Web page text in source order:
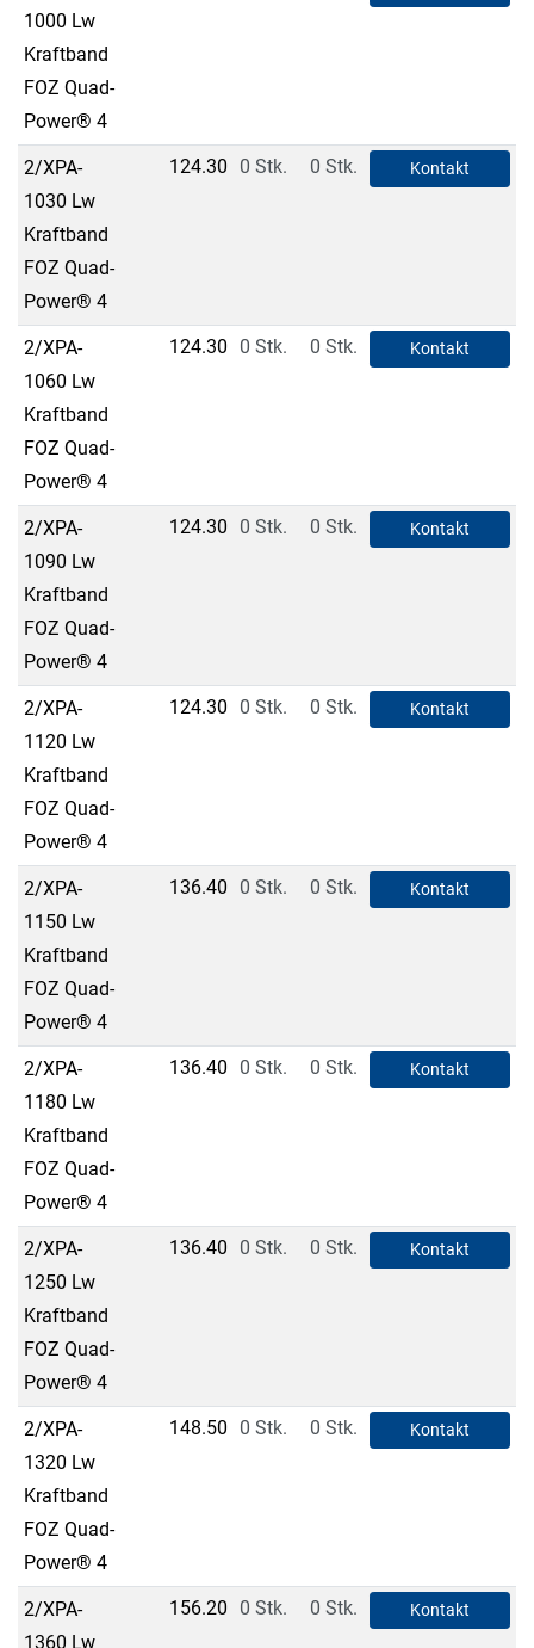
1000 Lw
Kraftband
FOZ Quad-
Power® 4
2/XPA-
1030 Lw
Kraftband
FOZ Quad-
Power® 4
124.30 0 Stk. 0 Stk. Kontakt
2/XPA-
1060 Lw
Kraftband
FOZ Quad-
Power® 4
124.30 0 Stk. 0 Stk. Kontakt
2/XPA-
1090 Lw
Kraftband
FOZ Quad-
Power® 4
124.30 0 Stk. 0 Stk. Kontakt
2/XPA-
1120 Lw
Kraftband
FOZ Quad-
Power® 4
124.30 0 Stk. 0 Stk. Kontakt
2/XPA-
1150 Lw
Kraftband
FOZ Quad-
Power® 4
136.40 0 Stk. 0 Stk. Kontakt
2/XPA-
1180 Lw
Kraftband
FOZ Quad-
Power® 4
136.40 0 Stk. 0 Stk. Kontakt
2/XPA-
1250 Lw
Kraftband
FOZ Quad-
Power® 4
136.40 0 Stk. 0 Stk. Kontakt
2/XPA-
1320 Lw
Kraftband
FOZ Quad-
Power® 4
148.50 0 Stk. 0 Stk. Kontakt
2/XPA-
1360 Lw
156.20 0 Stk. 0 Stk. Kontakt